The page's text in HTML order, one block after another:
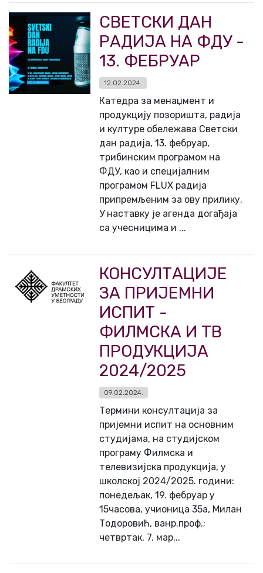
СВЕТСКИ ДАН
РАДИЈА НА ФДУ -
13. ФЕБРУАР
12.02.2024.
Катедра за менаџмент и
продукцију позоришта, радија
и културе обележава Светски
дан радија, 13. фебруар,
трибинским програмом на
ФДУ, као и специјалним
програмом FLUX радија
припремљеним за ову прилику.
У наставку је агенда догађаја
са учесницима и ...
КОНСУЛТАЦИЈЕ
ЗА ПРИЈЕМНИ
ИСПИТ -
ФИЛМСКА И ТВ
ПРОДУКЦИЈА
2024/2025
09.02.2024.
Термини консултација за
пријемни испит на основним
студијама, на студијском
програму Филмска и
телевизијска продукција, у
школској 2024/2025. години:
понедељак, 19. фебруар у
15часова, учионица 35а, Милан
Тодоровић, ванр.проф.;
четвртак, 7. мар...